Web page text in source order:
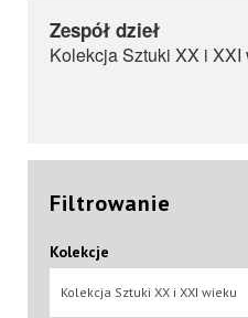
Zespół dzieł
Kolekcja Sztuki XX i XXI
Filtrowanie
Kolekcje
Kolekcja Sztuki XX i XXI wieku